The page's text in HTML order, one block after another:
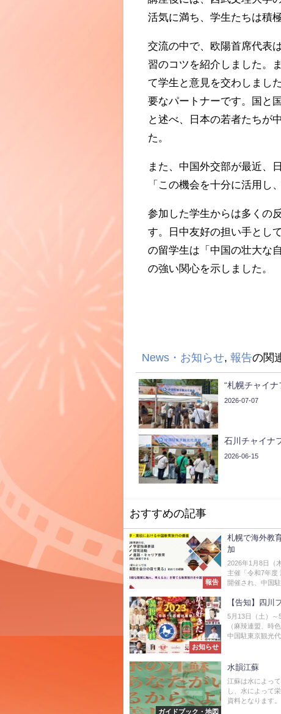
活気に満ち、学生たちは積
交流の中で、欧陽首席代表
習のコツを紹介しました。
て学生と意見を交わしまし
要なパートナーです。国と
と述べ、日本の若者たちが
た。
また、中国外交部が最近、
「この機会を十分に活用し
参加した学生からは多くの
す。日中友好の担い手とし
の留学生は「中国の壮大な
の強い関心を示しました。
News・お知らせ, 報告の関
“札幌チャイ
2026-07-07
石川チャイナ
2026-06-15
おすすめの記事
報告
札幌で海外教
加
2026年1月8日（
主催「令和7年度
開催され、中国
お知らせ
【告知】四川
5月13日（土）～
（麻辣連盟、時
中国駐東京観光
ガイドブック・地図
水韻江蘇
江蘇は水によっ
し、水によって
資料となります